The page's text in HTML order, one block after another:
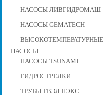
НАСОСЫ ЛИВГИДРОМАШ
НАСОСЫ GEMATECH
ВЫСОКОТЕМПЕРАТУРНЫЕ
НАСОСЫ
НАСОСЫ TSUNAMI
ГИДРОСТРЕЛКИ
ТРУБЫ ТВЭЛ ПЭКС